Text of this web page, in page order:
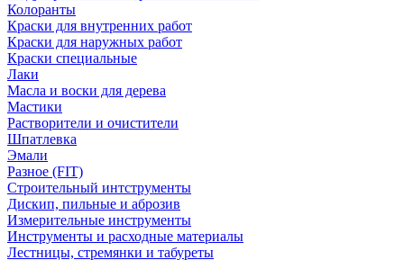
Колоранты
Краски для внутренних работ
Краски для наружных работ
Краски специальные
Лаки
Масла и воски для дерева
Мастики
Растворители и очистители
Шпатлевка
Эмали
Разное (FIT)
Строительный интструменты
Дискип, пильные и аброзив
Измерительные инструменты
Инструменты и расходные материалы
Лестницы, стремянки и табуреты